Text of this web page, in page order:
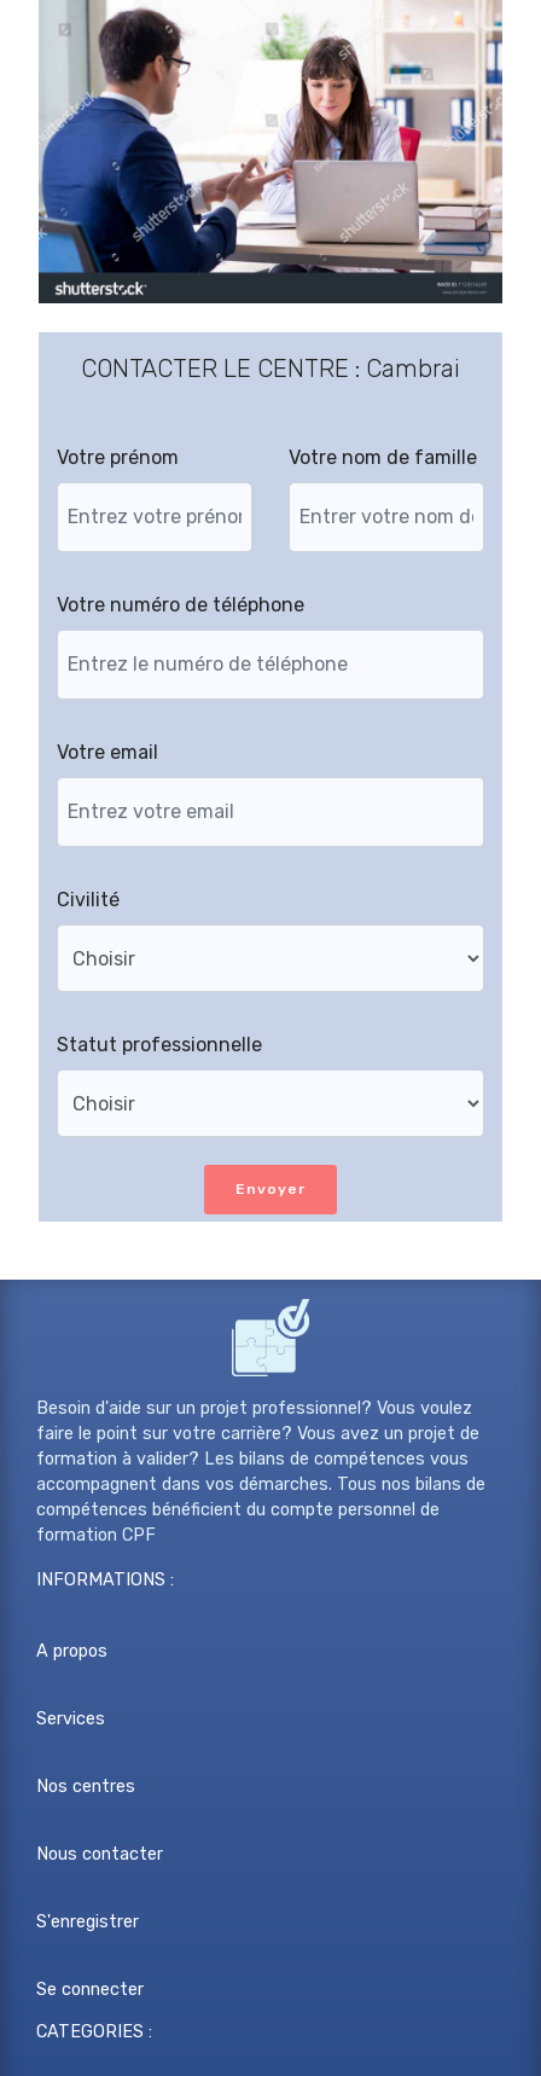
CONTACTER LE CENTRE : Cambrai
Votre prénom Votre nom de famille
Votre numéro de téléphone
Votre email
Civilité
Statut professionnelle
Envoyer
Besoin d'aide sur un projet professionnel? Vous voulez
faire le point sur votre carrière? Vous avez un projet de
formation à valider? Les bilans de compétences vous
accompagnent dans vos démarches. Tous nos bilans de
compétences bénéficient du compte personnel de
formation CPF
INFORMATIONS :
A propos
Services
Nos centres
Nous contacter
S'enregistrer
Se connecter
CATEGORIES :